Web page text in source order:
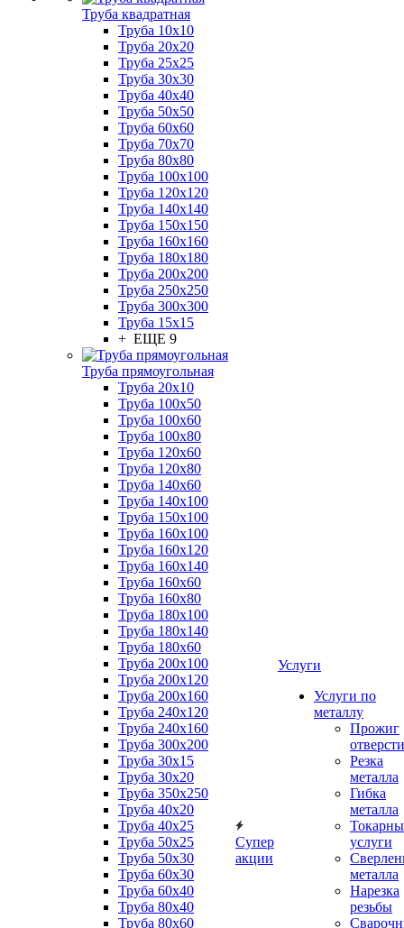
Труба квадратная
Труба 10x10
Труба 20x20
Труба 25x25
Труба 30x30
Труба 40x40
Труба 50x50
Труба 60x60
Труба 70x70
Труба 80x80
Труба 100x100
Труба 120x120
Труба 140x140
Труба 150x150
Труба 160x160
Труба 180x180
Труба 200x200
Труба 250x250
Труба 300x300
Труба 15x15
+ ЕЩЕ 9
Труба прямоугольная
Труба 20x10
Труба 100x50
Труба 100x60
Труба 100x80
Труба 120x60
Труба 120x80
Труба 140x60
Труба 140x100
Труба 150x100
Труба 160x100
Труба 160x120
Труба 160x140
Труба 160x60
Труба 160x80
Труба 180x100
Труба 180x140
Труба 180x60
Труба 200x100
Труба 200x120
Труба 200x160
Труба 240x120
Труба 240x160
Труба 300x200
Труба 30x15
Труба 30x20
Труба 350x250
Труба 40x20
Труба 40x25
Труба 50x25
Труба 50x30
Труба 60x30
Труба 60x40
Труба 80x40
Труба 80x60
Супер
акции
Услуги
Услуги по
металлу
Прожиг
Резка
металла
Гибка
металла
услуги
металла
Нарезка
резьбы